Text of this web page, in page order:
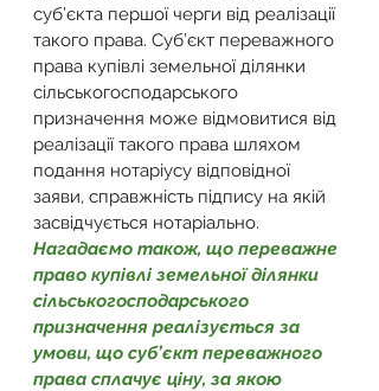
суб’єкта першої черги від реалізації
такого права. Суб’єкт переважного
права купівлі земельної ділянки
сільськогосподарського
призначення може відмовитися від
реалізації такого права шляхом
подання нотаріусу відповідної
заяви, справжність підпису на якій
засвідчується нотаріально.
Нагадаємо також, що переважне
право купівлі земельної ділянки
сільськогосподарського
призначення реалізується за
умови, що суб’єкт переважного
права сплачує ціну, за якою